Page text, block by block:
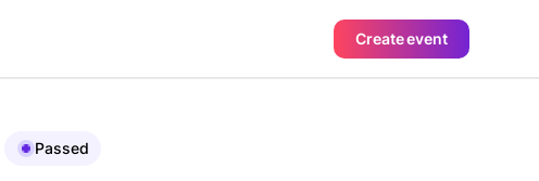
Create event
Passed